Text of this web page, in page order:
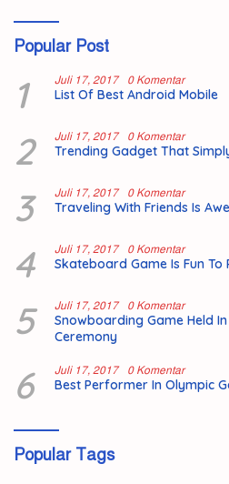
Popular Post
1 Juli 17, 2017 0 Komentar
List Of Best Android Mobile
2 Juli 17, 2017 0 Komentar
Trending Gadget That
3 Juli 17, 2017 0 Komentar
Traveling With Friends Is
4 Juli 17, 2017 0 Komentar
Skateboard Game Is Fun To
5 Juli 17, 2017 0 Komentar
Snowboarding Game Held
Ceremony
6 Juli 17, 2017 0 Komentar
Best Performer In Olympic
Popular Tags